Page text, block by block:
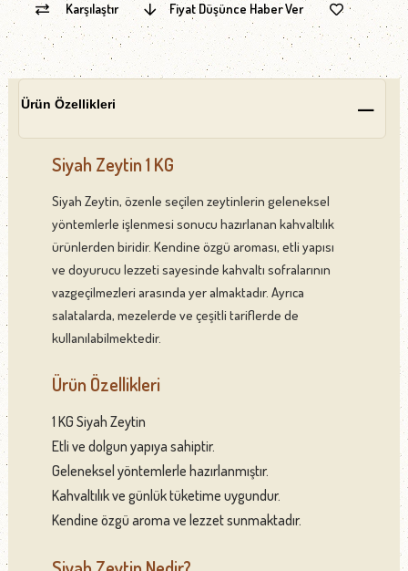
Karşılaştır Fiyat Düşünce Haber Ver
Ürün Özellikleri
Siyah Zeytin 1 KG
Siyah Zeytin, özenle seçilen zeytinlerin geleneksel
yöntemlerle işlenmesi sonucu hazırlanan kahvaltılık
ürünlerden biridir. Kendine özgü aroması, etli yapısı
ve doyurucu lezzeti sayesinde kahvaltı sofralarının
vazgeçilmezleri arasında yer almaktadır. Ayrıca
salatalarda, mezelerde ve çeşitli tariflerde de
kullanılabilmektedir.
Ürün Özellikleri
1 KG Siyah Zeytin
Etli ve dolgun yapıya sahiptir.
Geleneksel yöntemlerle hazırlanmıştır.
Kahvaltılık ve günlük tüketime uygundur.
Kendine özgü aroma ve lezzet sunmaktadır.